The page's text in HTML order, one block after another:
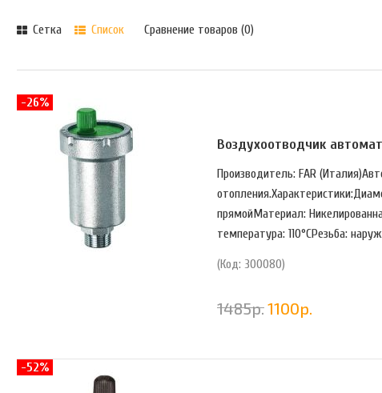
Сетка Список Сравнение товаров (0)
Воздухоотводчик
Производитель: FAR
прямойМатериал:
температура: 110°СРезьба:
(Код: 300080)
1485р.1100р.
-26%
-52%